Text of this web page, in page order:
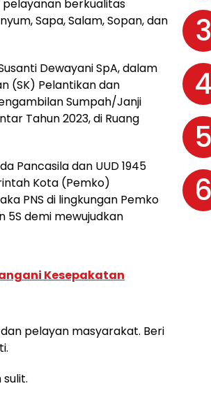
berkualitas
Sapa, Salam, Sopan, dan
Dewayani SpA, dalam
(SK) Pelantikan dan
Sumpah/Janji
Tahun 2023, di Ruang
Pancasila dan UUD 1945
Kota (Pemko)
PNS di lingkungan Pemko
5S demi mewujudkan
Kesepakatan
pelayan masyarakat. Beri
3
4
5
6